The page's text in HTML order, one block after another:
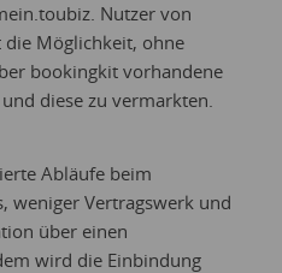
Nutzer von
Möglichkeit, ohne
bookingkit vorhandene
diese zu vermarkten.
Abläufe beim
weniger Vertragswerk und
über einen
wird die Einbindung